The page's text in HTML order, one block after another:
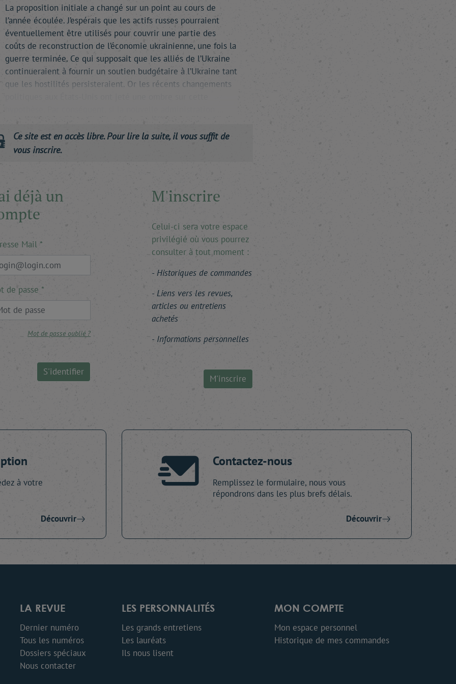
La proposition initiale a changé sur un point au cours de
l’année écoulée. J’espérais que les actifs russes pourraient
éventuellement être utilisés pour couvrir une partie des
coûts de reconstruction de l’économie ukrainienne, une fois la
guerre terminée. Ce qui supposait que les alliés de l’Ukraine
continueraient à fournir un soutien budgétaire à l’Ukraine tant
que les hostilités persisteraient. Or les récents changements
Ce site est en accès libre. Pour lire la suite, il vous suffit de
vous inscrire.
déjà un
Mail
de passe
Mot de passe oublié ?
S'identifier
M'inscrire
Celui-ci sera votre espace
privilégié où vous pourrez
consulter à tout moment :
Historiques de commandes
Liens vers les revues,
articles ou entretiens
achetés
Informations personnelles
M'inscrire
à votre
Découvrir
Contactez-nous
Remplissez le formulaire, nous vous
répondrons dans les plus brefs délais.
Découvrir
LA REVUE
Dernier numéro
Tous les numéros
Dossiers spéciaux
Nous contacter
LES PERSONNALITÉS
Les grands entretiens
Les lauréats
Ils nous lisent
MON COMPTE
Mon espace personnel
Historique de mes commandes